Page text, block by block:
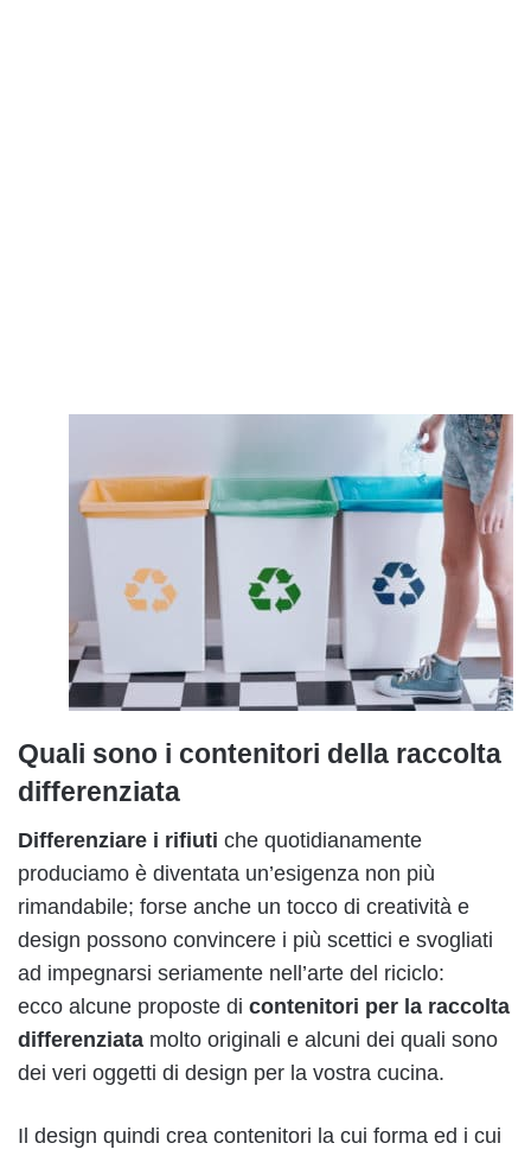
Quali sono i contenitori della raccolta
differenziata
Differenziare i rifiuti che quotidianamente
produciamo è diventata un’esigenza non più
rimandabile; forse anche un tocco di creatività e
design possono convincere i più scettici e svogliati
ad impegnarsi seriamente nell’arte del riciclo:
ecco alcune proposte di contenitori per la raccolta
differenziata molto originali e alcuni dei quali sono
dei veri oggetti di design per la vostra cucina.
Il design quindi crea contenitori la cui forma ed i cui